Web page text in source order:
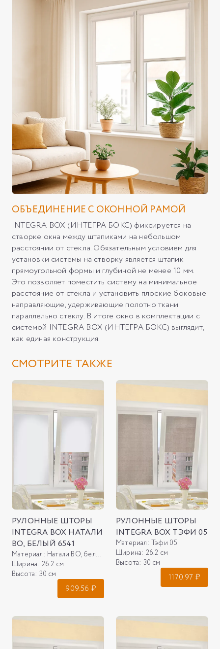
ОБЪЕДИНЕНИЕ С ОКОННОЙ РАМОЙ
INTEGRA BOX (ИНТЕГРА БОКС) фиксируется на
створке окна между штапиками на небольшом
расстоянии от стекла. Обязательным условием для
установки системы на створку является штапик
прямоугольной формы и глубиной не менее 10 мм.
Это позволяет поместить систему на минимальное
расстояние от стекла и установить плоские боковые
направляющие, удерживающие полотно ткани
параллельно стеклу. В итоге окно в комплектации с
системой INTEGRA BOX (ИНТЕГРА БОКС) выглядит,
как единая конструкция.
СМОТРИТЕ ТАКЖЕ
РУЛОННЫЕ ШТОРЫ
INTEGRA BOX НАТАЛИ
ВО, БЕЛЫЙ 6541
Материал: Натали ВО, белый 6541
Ширина: 26.2 см
Высота: 30 см
909.56 ₽
РУЛОННЫЕ ШТОРЫ
INTEGRA BOX ТЭФИ 05
Материал: Тэфи 05
Ширина: 26.2 см
Высота: 30 см
1170.97 ₽